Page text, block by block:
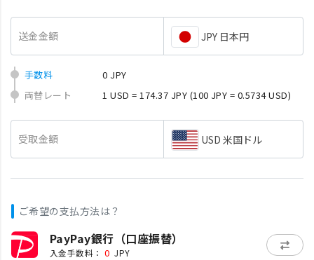
送金金額 JPY 日本円
手数料
0 JPY
両替レート
1 USD = 174.37 JPY (100 JPY = 0.5734 USD)
受取金額 USD 米国ドル
ご希望の支払方法は？
PayPay銀行（口座振替）
入金手数料： 0 JPY